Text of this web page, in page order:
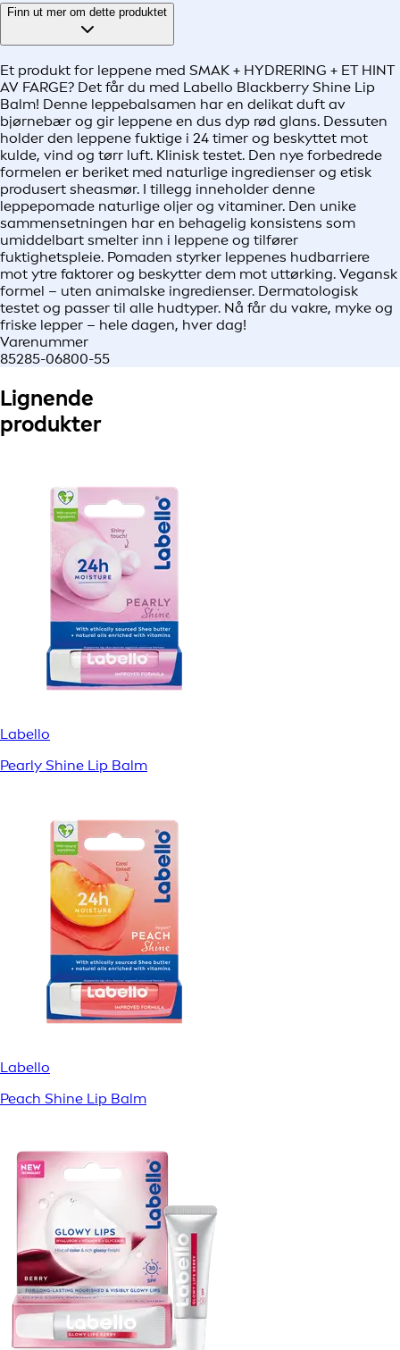
Finn ut mer om dette produktet
Et produkt for leppene med SMAK + HYDRERING + ET HINT
AV FARGE? Det får du med Labello Blackberry Shine Lip
Balm! Denne leppebalsamen har en delikat duft av
bjørnebær og gir leppene en dus dyp rød glans. Dessuten
holder den leppene fuktige i 24 timer og beskyttet mot
kulde, vind og tørr luft. Klinisk testet. Den nye forbedrede
formelen er beriket med naturlige ingredienser og etisk
produsert sheasmør. I tillegg inneholder denne
leppepomade naturlige oljer og vitaminer. Den unike
sammensetningen har en behagelig konsistens som
umiddelbart smelter inn i leppene og tilfører
fuktighetspleie. Pomaden styrker leppenes hudbarriere
mot ytre faktorer og beskytter dem mot uttørking. Vegansk
formel – uten animalske ingredienser. Dermatologisk
testet og passer til alle hudtyper. Nå får du vakre, myke og
friske lepper – hele dagen, hver dag!
Varenummer
85285-06800-55
Lignende
produkter
Labello
Pearly Shine Lip Balm
Labello
Peach Shine Lip Balm